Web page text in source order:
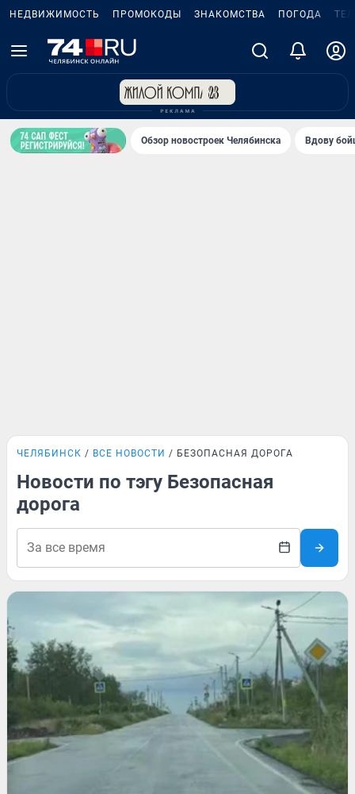
НЕДВИЖИМОСТЬ ПРОМОКОДЫ ЗНАКОМСТВА ПОГОДА
Обзор новостроек Челябинска Вдову
ЧЕЛЯБИНСК ВСЕ НОВОСТИ БЕЗОПАСНАЯ ДОРОГА
Новости по тэгу Безопасная
дорога